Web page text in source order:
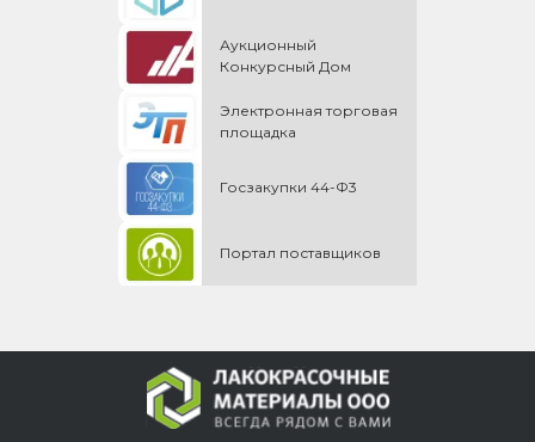
Аукционный
Конкурсный Дом
Электронная торговая
площадка
Госзакупки 44-Ф3
Портал поставщиков